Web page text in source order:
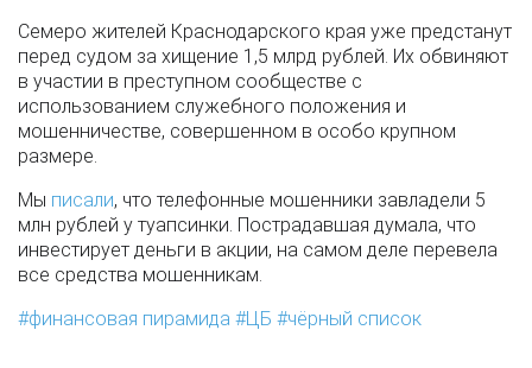
Семеро жителей Краснодарского края уже предстанут
перед судом за хищение 1,5 млрд рублей. Их обвиняют
в участии в преступном сообществе с
использованием служебного положения и
мошенничестве, совершенном в особо крупном
размере.
Мы писали, что телефонные мошенники завладели 5
млн рублей у туапсинки. Пострадавшая думала, что
инвестирует деньги в акции, на самом деле перевела
все средства мошенникам.
финансовая пирамида
ЦБ чёрный список